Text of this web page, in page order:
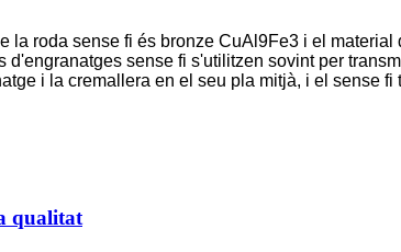
la roda sense fi és bronze CuAl9Fe3 i el material
sense fi s'utilitzen sovint per
i la cremallera en el seu pla mitjà, i el sense fi
qualitat